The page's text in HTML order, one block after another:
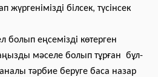
жүргенімізді білсек, түсінсек
еңсемізді көтерген
мәселе болып тұрған бұл-
тәрбие беруге баса назар